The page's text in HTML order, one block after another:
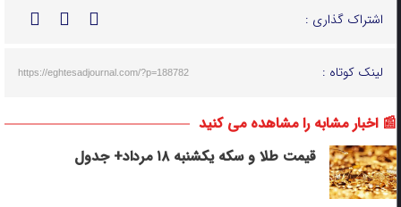
اشتراک گذاری :
لینک کوتاه : https://eghtesadjournal.com/?p=188782
📰 اخبار مشابه را مشاهده می کنید
قیمت طلا و سکه یکشنبه ۱۸ مرداد+ جدول